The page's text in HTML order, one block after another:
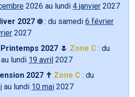
2026 au lundi 4 janvier 2027
2027 ❄️: du samedi 6 février
2027
2027 🌷 Zone C : du
au lundi 19 avril 2027
2027 ✝️ Zone C : du
au lundi 10 mai 2027